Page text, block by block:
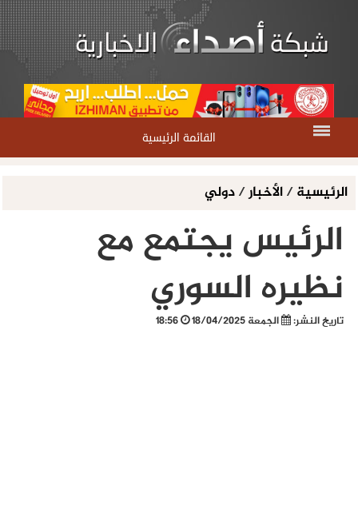
القائمة الرئيسية
الرئيسية/الأخبار/دولي
الرئيس يجتمع مع
نظيره السوري
تاريخ النشر: الجمعة 18/04/2025